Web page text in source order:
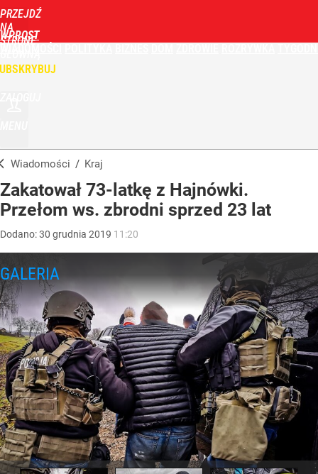
PRZEJDŹ
NA
STRONĘ
WPROST
Wiadomości / Kraj
Zakatował 73-latkę z Hajnówki.
Przełom ws. zbrodni sprzed 23 lat
Dodano:30 grudnia 2019 11:20